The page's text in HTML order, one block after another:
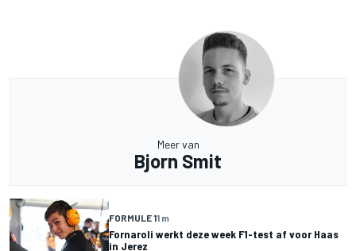
Meer van
Bjorn Smit
FORMULE 11 m
Fornaroli werkt deze week F1-test af voor Haas
in Jerez